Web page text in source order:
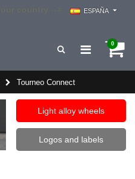
ESPAÑA
0
Tourneo Connect
Light alloy wheels
Logos and labels